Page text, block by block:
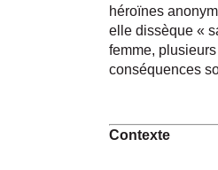
héroïnes
elle dissèque «
femme,
conséquences
Contexte